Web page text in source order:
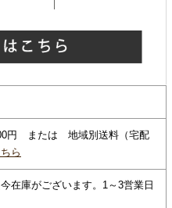
円 または 地域別送料（宅配
ら
在庫がございます。1～3営業日